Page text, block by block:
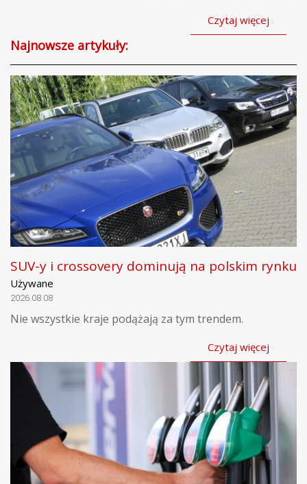
Czytaj więcej
Najnowsze artykuły:
SUV-y i crossovery dominują na polskim rynku
Używane
2026.08.08
Nie wszystkie kraje podążają za tym trendem.
Czytaj więcej